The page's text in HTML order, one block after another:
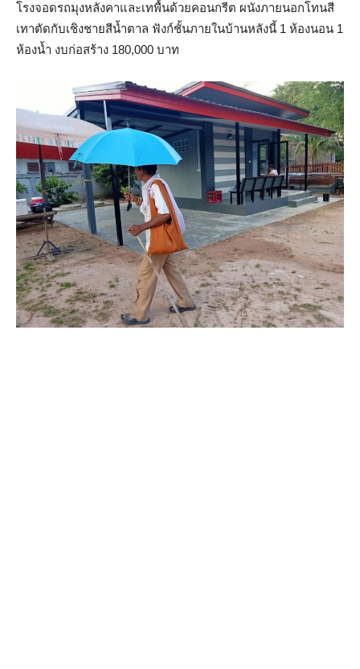
โรงจอดรถมุงหลังคาและเทพื้นด้วยคอนกรีต ผนังภายนอกโทนสี
เทาตัดกับเชิงชายสีน้ำตาล ฟังก์ชั้นภายในบ้านหลังนี้ 1 ห้องนอน 1
ห้องน้ำ งบก่อสร้าง 180,000 บาท